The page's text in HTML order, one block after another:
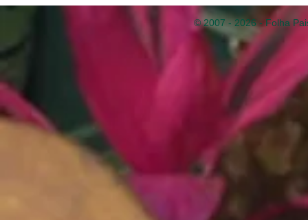
© 2007 - 2026 - Folha